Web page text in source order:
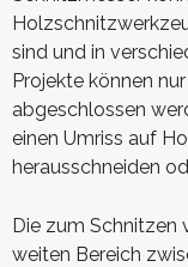
sind und in
Projekte können
abgeschlossen
einen Umriss auf
herausschneiden
Die zum Schnitzen
weiten Bereich